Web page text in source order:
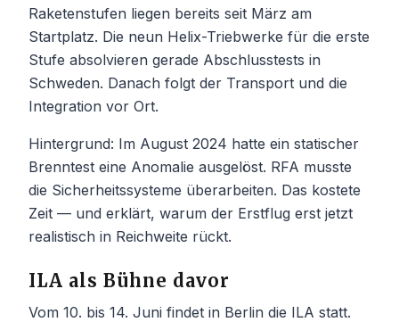
Raketenstufen liegen bereits seit März am
Startplatz. Die neun Helix-Triebwerke für die erste
Stufe absolvieren gerade Abschlusstests in
Schweden. Danach folgt der Transport und die
Integration vor Ort.
Hintergrund: Im August 2024 hatte ein statischer
Brenntest eine Anomalie ausgelöst. RFA musste
die Sicherheitssysteme überarbeiten. Das kostete
Zeit — und erklärt, warum der Erstflug erst jetzt
realistisch in Reichweite rückt.
ILA als Bühne davor
Vom 10. bis 14. Juni findet in Berlin die ILA statt.